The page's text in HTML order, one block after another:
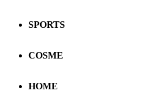
SPORTS
COSME
HOME